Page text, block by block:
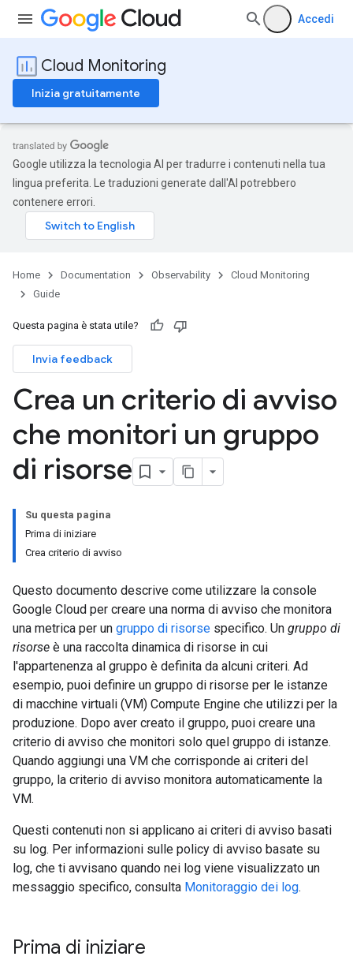
Accedi
Cloud Monitoring
Inizia gratuitamente
Google utilizza la tecnologia AI per tradurre i contenuti nella tua
lingua preferita. Le traduzioni generate dall'AI potrebbero
contenere errori.
Home Documentation Observability
Cloud Monitoring
Guide
Questa pagina è stata utile?
Invia feedback
Crea un criterio di avviso
che monitori un gruppo
di risorse
Su questa pagina
Prima di iniziare
Crea criterio di avviso
Questo documento descrive come utilizzare la console
Google Cloud per creare una norma di avviso che monitora
una metrica per un gruppo di risorse specifico. Un gruppo di
risorse è una raccolta dinamica di risorse in cui
l'appartenenza al gruppo è definita da alcuni criteri. Ad
esempio, puoi definire un gruppo di risorse per le istanze
di macchine virtuali (VM) Compute Engine che utilizzi per la
produzione. Dopo aver creato il gruppo, puoi creare una
criterio di avviso che monitori solo quel gruppo di istanze.
Quando aggiungi una VM che corrisponde ai criteri del
gruppo, la criterio di avviso monitora automaticamente la
VM.
Questi contenuti non si applicano ai criteri di avviso basati
su log. Per informazioni sulle policy di avviso basate su
log, che ti avvisano quando nei log viene visualizzato un
messaggio specifico, consulta Monitoraggio dei log.
Prima di iniziare